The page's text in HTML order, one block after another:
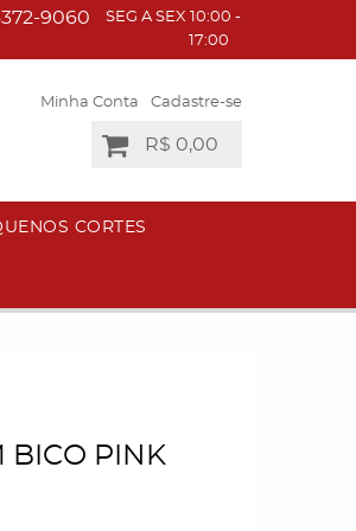
9060
SEG A SEX 10:00 -
17:00
Minha Conta Cadastre-se
R$ 0,00
CORTES
BICO PINK